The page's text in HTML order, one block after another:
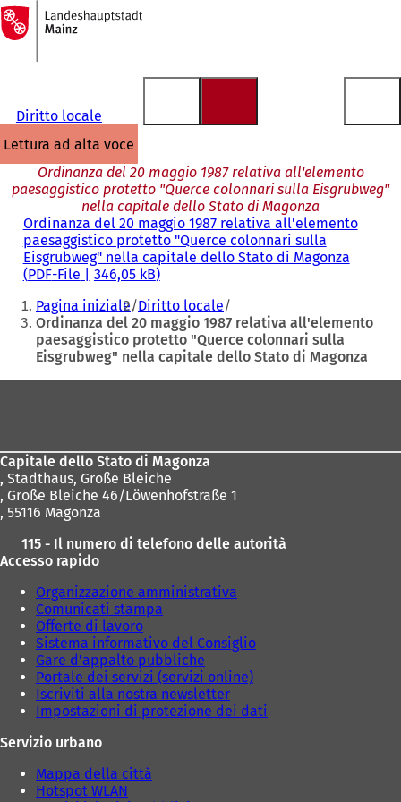
Vai al contenuto
Alla
pagina
iniziale
Diritto locale
lettura ad alta voce
Ordinanza del 20 maggio 1987 relativa all'elemento
paesaggistico protetto "Querce colonnari sulla Eisgrubweg"
nella capitale dello Stato di Magonza
Ordinanza del 20 maggio 1987 relativa all'elemento
paesaggistico protetto "Querce colonnari sulla
Eisgrubweg" nella capitale dello Stato di Magonza
PDF-File 346,05 kB
Siete
qui:
Pagina iniziale Diritto locale
Ordinanza del 20 maggio 1987 relativa all'elemento
paesaggistico protetto "Querce colonnari sulla
Eisgrubweg" nella capitale dello Stato di Magonza
Capitale dello Stato di Magonza
, Stadthaus, Große Bleiche
, Große Bleiche 46/Löwenhofstraße 1
, 55116 Magonza
115 - Il numero di telefono delle autorità
Accesso rapido
Organizzazione amministrativa
Comunicati stampa
Offerte di lavoro
Sistema informativo del Consiglio
Gare d'appalto pubbliche
Portale dei servizi (servizi online)
Iscriviti alla nostra newsletter
Impostazioni di protezione dei dati
Servizio urbano
Mappa della città
Hotspot WLAN